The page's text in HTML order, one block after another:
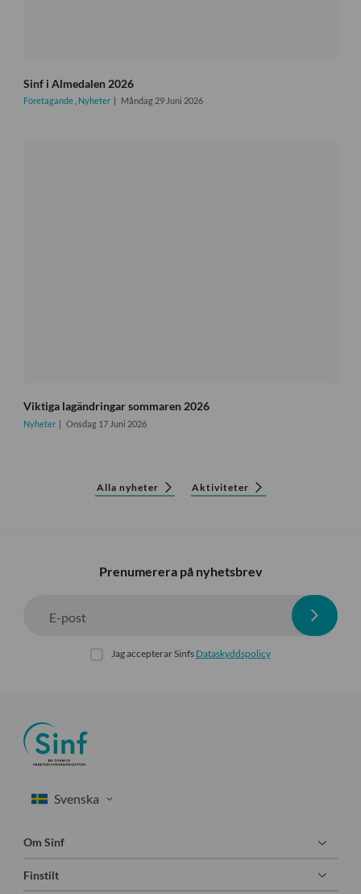
Sinf i Almedalen 2026
Företagande Nyheter Måndag 29 Juni 2026
Viktiga lagändringar sommaren 2026
Nyheter Onsdag 17 Juni 2026
Alla nyheter Aktiviteter
Prenumerera på nyhetsbrev
E-post
Jag accepterar Sinfs Dataskyddspolicy
Om Sinf
Finstilt